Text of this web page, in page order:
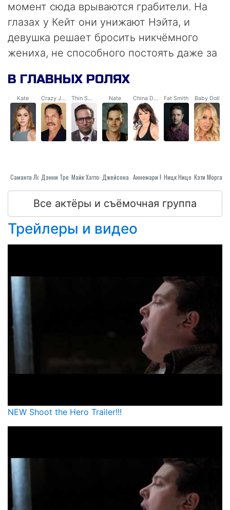
момент сюда врываются грабители. На
глазах у Кейт они унижают Нэйта, и
девушка решает бросить никчёмного
жениха, не способного постоять даже за
убедиться в том, что она ошибалась и что
её будущий муж — настоящий герой…
В ГЛАВНЫХ РОЛЯХ
Kate
Саманта Локвуд
Crazy Joe
Дэнни Трехо
Thin Smith
Майк Хаттон
Nate
Джейсона Мьюза
China Doll
Аннемари Pazmino
Fat Smith
Ницк Ницотера
Baby Doll
Кэти Морган
Все актёры и съёмочная группа
Трейлеры и видео
NEW Shoot the Hero Trailer!!!